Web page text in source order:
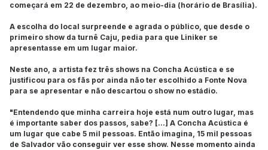
começará em 22 de dezembro, ao meio-dia (horário de Brasília).
A escolha do local surpreende e agrada o público, que desde o
primeiro show da turnê Caju, pedia para que Liniker se
apresentasse em um lugar maior.
Neste ano, a artista fez três shows na Concha Acústica e se
justificou para os fãs por ainda não ter escolhido a Fonte Nova
para se apresentar e não descartou o show no estádio.
"Entendendo que minha carreira hoje está num outro lugar, mas
é importante saber dos passos, sabe? [...] A Concha Acústica é
um lugar que cabe 5 mil pessoas. Então imagina, 15 mil pessoas
de Salvador vão conseguir ver esse show. Nesse momento ainda